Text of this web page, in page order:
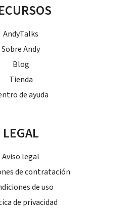
AndyTalks
Sobre Andy
Blog
Tienda
de ayuda
LEGAL
Aviso legal
de contratación
de uso
de privacidad